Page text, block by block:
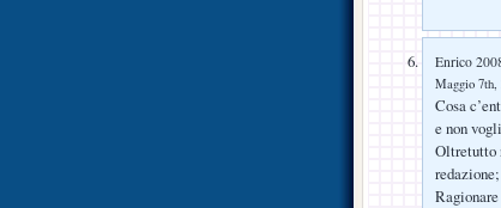
Enrico
Maggio 7th,
Cosa
e non
Oltretutto